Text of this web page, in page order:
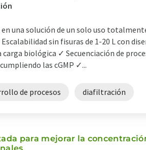
una solución de un solo uso
sin fisuras de 1-20 L con
carga biológica ✓ Secuenciación de
las cGMP ✓...
de procesos diafiltración
para mejorar la